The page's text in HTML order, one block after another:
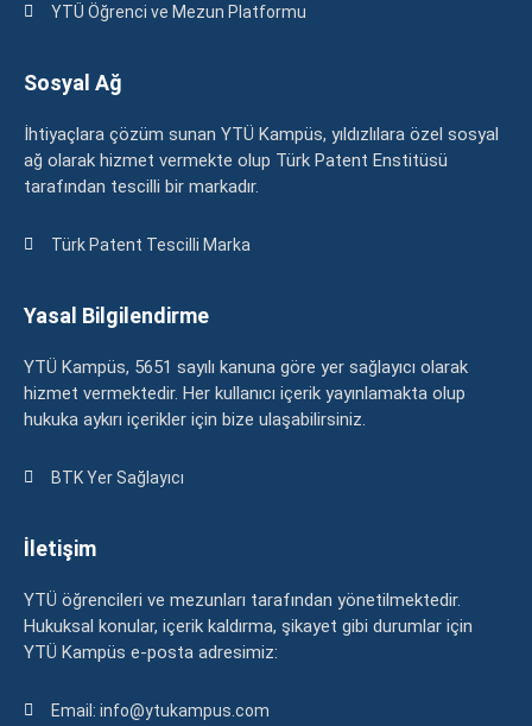
YTÜ Öğrenci ve Mezun Platformu
Sosyal Ağ
İhtiyaçlara çözüm sunan YTÜ Kampüs, yıldızlılara özel sosyal
ağ olarak hizmet vermekte olup Türk Patent Enstitüsü
tarafından tescilli bir markadır.
Türk Patent Tescilli Marka
Yasal Bilgilendirme
YTÜ Kampüs, 5651 sayılı kanuna göre yer sağlayıcı olarak
hizmet vermektedir. Her kullanıcı içerik yayınlamakta olup
hukuka aykırı içerikler için bize ulaşabilirsiniz.
BTK Yer Sağlayıcı
İletişim
YTÜ öğrencileri ve mezunları tarafından yönetilmektedir.
Hukuksal konular, içerik kaldırma, şikayet gibi durumlar için
YTÜ Kampüs e-posta adresimiz:
Email: info@ytukampus.com